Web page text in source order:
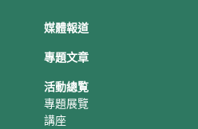
媒體報道
專題文章
活動總覧
專題展覽
講座